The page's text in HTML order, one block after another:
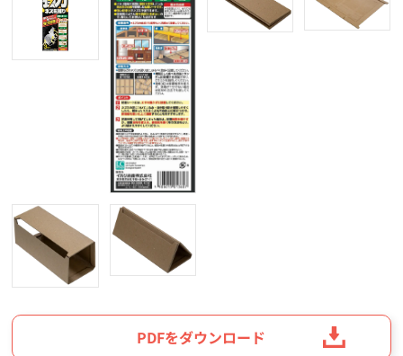
PDFをダウンロード